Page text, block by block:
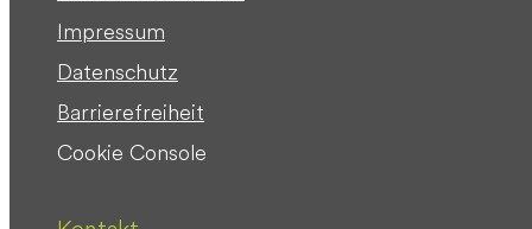
Impressum
Datenschutz
Barrierefreiheit
Cookie Console